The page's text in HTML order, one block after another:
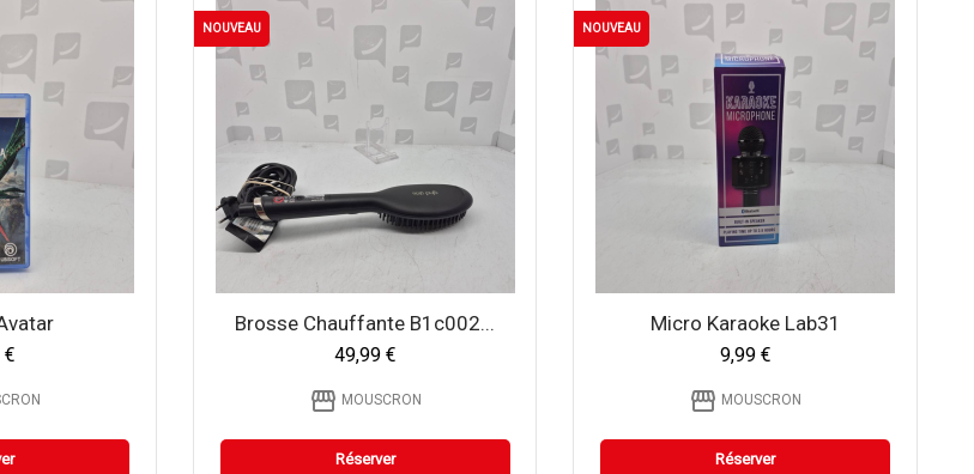
€
Brosse Chauffante B1c002...
49,99 €
storefront MOUSCRON
Réserver
NOUVEAU
Micro Karaoke Lab31
9,99 €
storefront MOUSCRON
Réserver
NOUVEAU